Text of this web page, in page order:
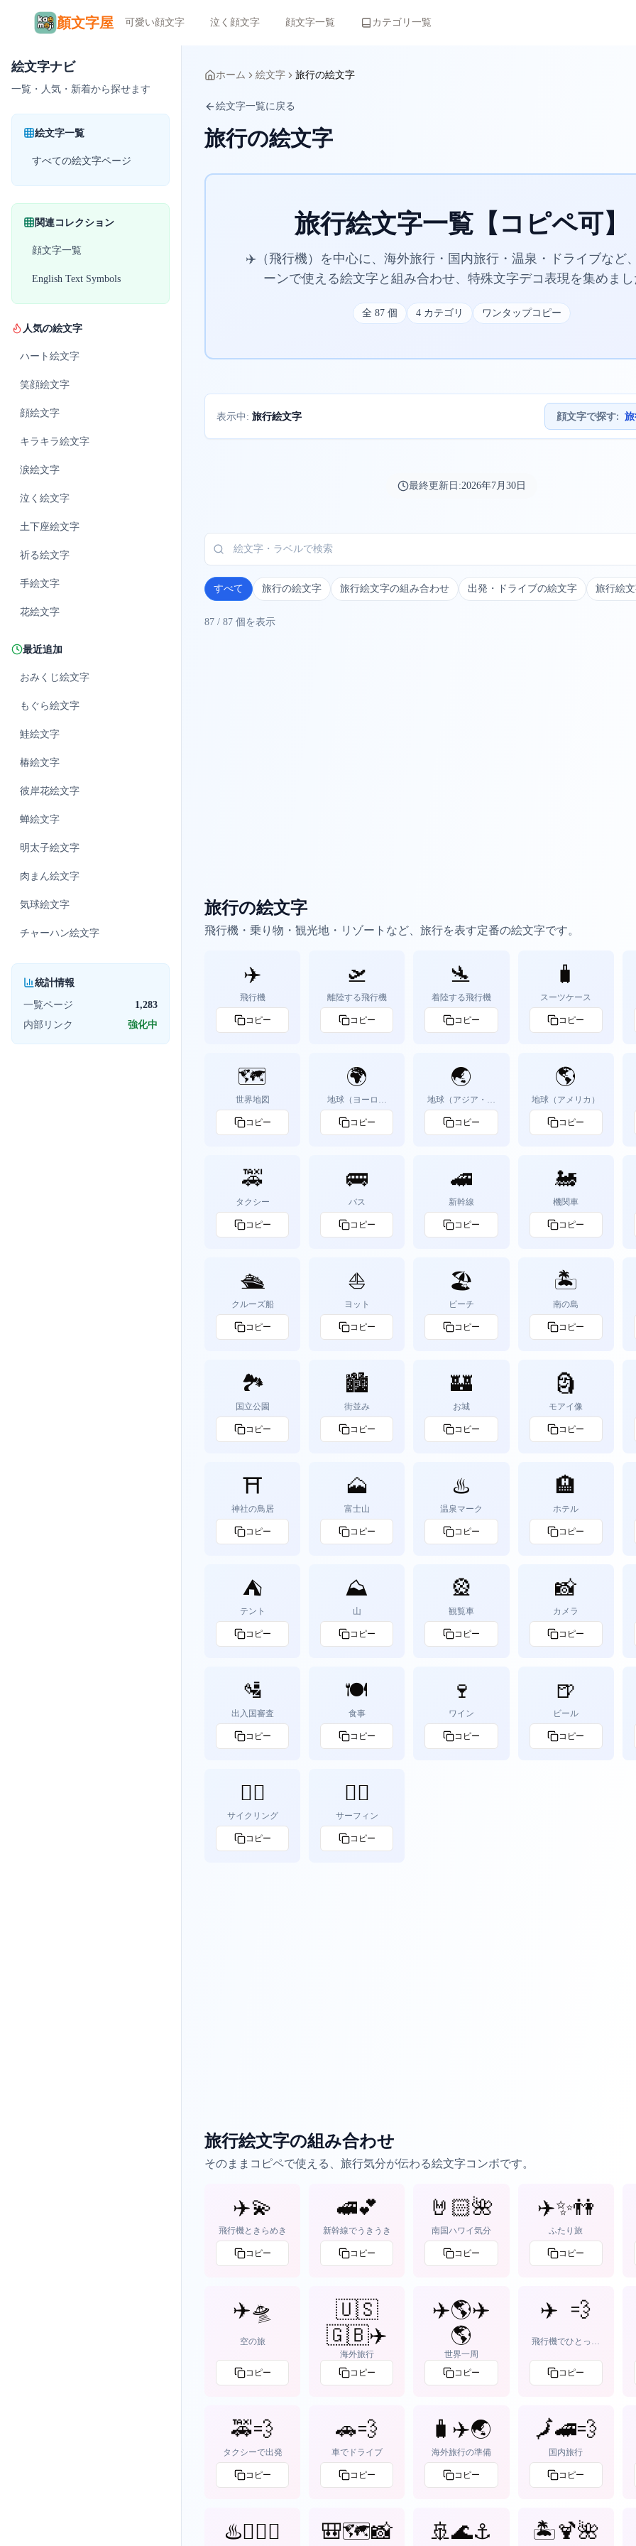
顏文字屋 可愛い顔文字 泣く顔文字 顔文字一覧 カテゴリ一覧
絵文字ナビ
一覧・人気・新着から探せます
絵文字一覧
すべての絵文字ページ
関連コレクション
顔文字一覧
English Text Symbols
人気の絵文字
ハート 絵文字
笑顔絵文字
顔絵文字
キラキラ絵文字
涙絵文字
泣く 絵文字
土下座絵文字
祈る絵文字
手絵文字
花絵文字
最近追加
おみくじ絵文字
もぐら絵文字
鮭絵文字
椿絵文字
彼岸花絵文字
蝉絵文字
明太子絵文字
肉まん絵文字
気球絵文字
チャーハン絵文字
統計情報
一覧ページ
1,283
内部リンク
強化中
ホーム 絵文字 旅行の絵文字
絵文字一覧に戻る
旅行の絵文字
旅行絵文字一覧【コピペ可】
✈️（飛行機）を中心に、海外旅行・国内旅行・温泉・ドライブなど
ーンで使える絵文字と組み合わせ、特殊文字デコ表現を集めま
全 87個 4カテゴリ ワンタップコピー
表示中: 旅行絵文字 顔文字で探す:
最終更新日:2026年7月30日
すべて 旅行の絵文字 旅行絵文字の組み合わせ 出発・ドライブの絵文字 旅行絵
87 / 87 個を表示
旅行の絵文字
飛行機・乗り物・観光地・リゾートなど、旅行を表す定番の絵文字です。
✈️
飛行機
コピー
🛫
離陸する飛行機
コピー
🛬
着陸する飛行機
コピー
🧳
スーツケース
コピー
🗺️
世界地図
コピー
🌍
地球（ヨーロッ
パ・アフリカ）
コピー
🌏
地球（アジア・オ
ーストラリア）
コピー
🌎
地球（アメリカ）
コピー
🚕
タクシー
コピー
🚌
バス
コピー
🚄
新幹線
コピー
🚂
機関車
コピー
🛳️
クルーズ船
コピー
⛵
ヨット
コピー
🏖️
ビーチ
コピー
🏝️
南の島
コピー
🏞️
国立公園
コピー
🏙️
街並み
コピー
🏰
お城
コピー
🗿
モアイ像
コピー
⛩️
神社の鳥居
コピー
🗻
富士山
コピー
♨️
温泉マーク
コピー
🏨
ホテル
コピー
⛺
テント
コピー
⛰️
山
コピー
🎡
観覧車
コピー
📸
カメラ
コピー
🛂
出入国審査
コピー
🍽️
食事
コピー
🍷
ワイン
コピー
🍺
ビール
コピー
🚴‍♀️
サイクリング
コピー
🏄‍♂️
サーフィン
コピー
旅行絵文字の組み合わせ
そのままコピペで使える、旅行気分が伝わる絵文字コンボです。
✈️💫
飛行機ときらめき
コピー
🚅💕
新幹線でうきうき
コピー
🤘🏻🌺
南国ハワイ気分
コピー
✈️✨👫
ふたり旅
コピー
✈️🛸
空の旅
コピー
🇺🇸
🇬🇧✈️
海外旅行
コピー
✈️🌎✈️
🌎
世界一周
コピー
✈️ 💨
飛行機でひとっ飛
コピー
🚕💨
タクシーで出発
コピー
🚗💨
車でドライブ
コピー
🧳✈️🌏
海外旅行の準備
コピー
🗾🚄💨
国内旅行
コピー
♨️🧖‍♀️✨ 🎒🗺️📸 🚢🌊⚓ 🏝️🍹🌺